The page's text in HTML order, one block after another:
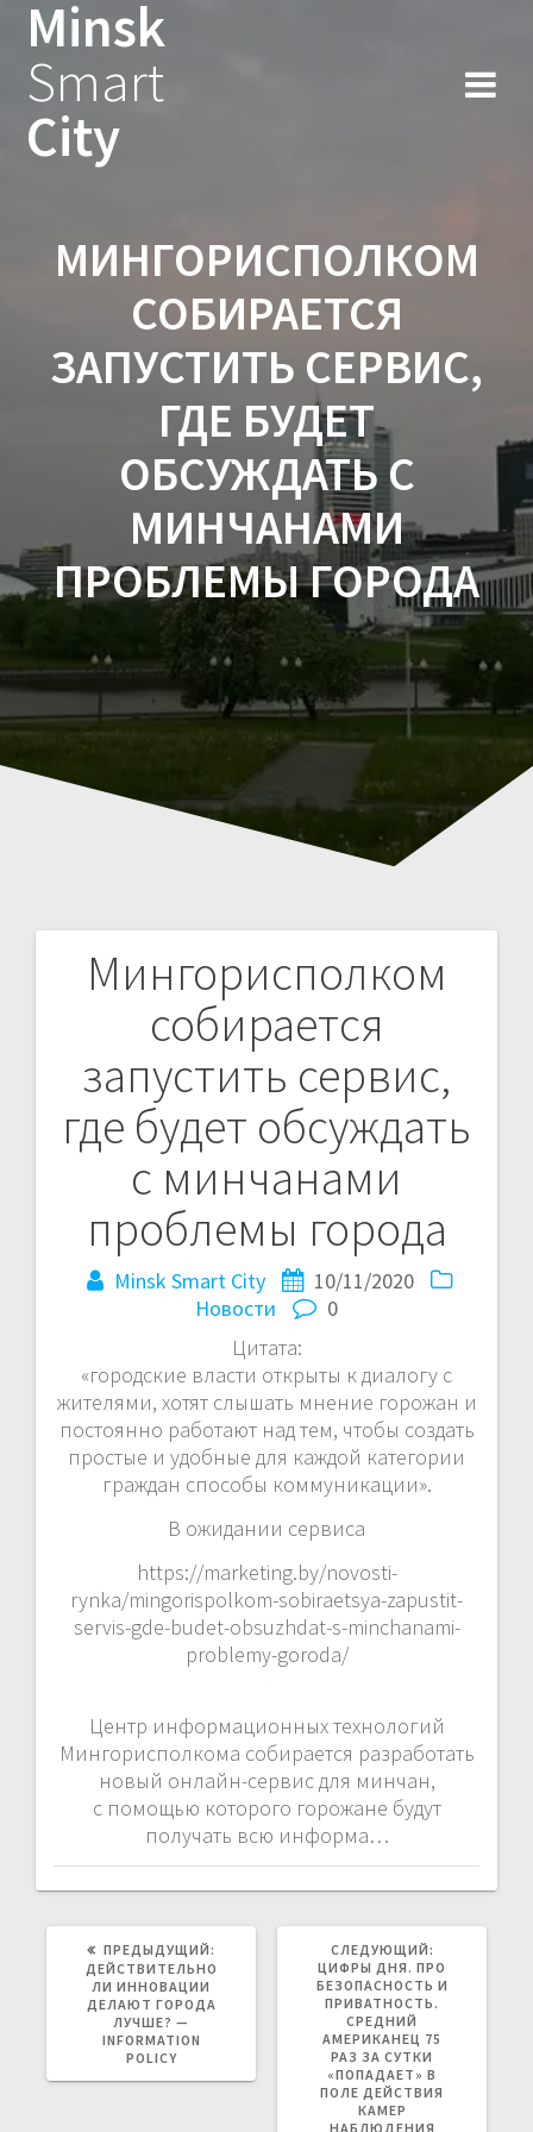
Minsk
Smart
City
МИНГОРИСПОЛКОМ
СОБИРАЕТСЯ
ЗАПУСТИТЬ СЕРВИС,
ГДЕ БУДЕТ
ОБСУЖДАТЬ С
МИНЧАНАМИ
ПРОБЛЕМЫ ГОРОДА
Мингорисполком
собирается
запустить сервис,
где будет обсуждать
с минчанами
проблемы города
Minsk Smart City
10/11/2020
Новости
0
Цитата:
«городские власти открыты к диалогу с
жителями, хотят слышать мнение горожан и
постоянно работают над тем, чтобы создать
простые и удобные для каждой категории
граждан способы коммуникации».
В ожидании сервиса
https://marketing.by/novosti-
rynka/mingorispolkom-sobiraetsya-zapustit-
servis-gde-budet-obsuzhdat-s-minchanami-
problemy-goroda/
Центр информационных технологий
Мингорисполкома собирается разработать
новый онлайн-сервис для минчан,
с помощью которого горожане будут
получать всю информа…
Навигация
записям
ПРЕДЫДУЩИЙ:
ЗАПИСЬ:
ДЕЙСТВИТЕЛЬНО
ЛИ ИННОВАЦИИ
ДЕЛАЮТ ГОРОДА
ЛУЧШЕ? —
INFORMATION
POLICY
СЛЕДУЮЩИЙ:
ЗАПИСЬ:
ЦИФРЫ ДНЯ. ПРО
БЕЗОПАСНОСТЬ И
ПРИВАТНОСТЬ.
СРЕДНИЙ
АМЕРИКАНЕЦ 75
РАЗ ЗА СУТКИ
«ПОПАДАЕТ» В
ПОЛЕ ДЕЙСТВИЯ
КАМЕР
НАБЛЮДЕНИЯ